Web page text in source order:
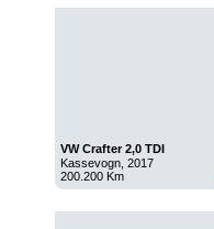
VW Crafter 2,0 TDI
Kassevogn, 2017
200.200 Km